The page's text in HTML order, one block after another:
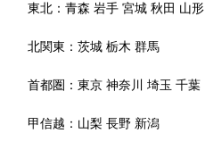
東北：青森 岩手 宮城 秋田 山形
北関東：茨城 栃木 群馬
首都圏：東京 神奈川 埼玉 千葉
甲信越： 山梨 長野 新潟